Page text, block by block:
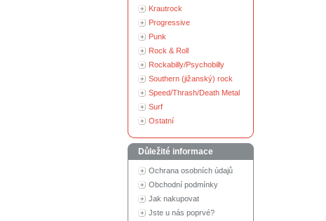
Krautrock
Progressive
Punk
Rock & Roll
Rockabilly/Psychobilly
Southern (jižanský) rock
Speed/Thrash/Death Metal
Surf
Ostatní
Důležité informace
Ochrana osobních údajů
Obchodní podmínky
Jak nakupovat
Jste u nás poprvé?